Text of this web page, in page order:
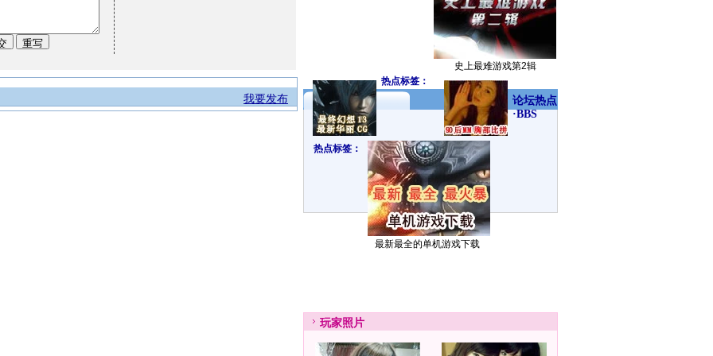
我要发布
热点标签：
热点标签：
最新最全的单机游戏下载
史上最难游戏第2辑
论坛热点
·BBS
玩家照片